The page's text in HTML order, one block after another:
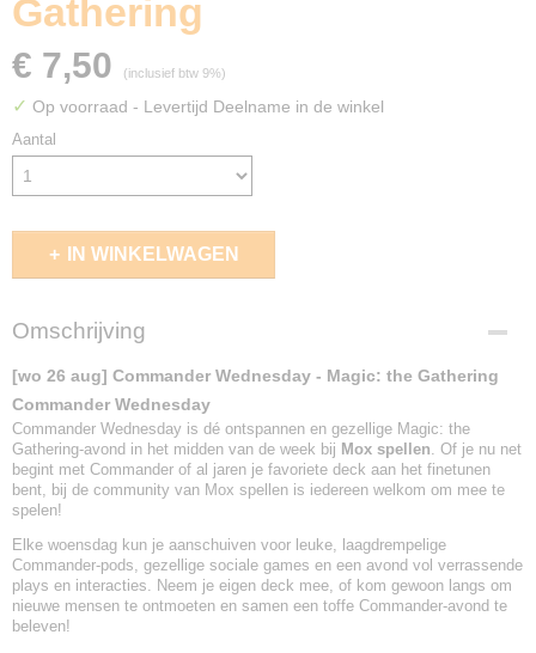
Gathering
€ 7,50 (inclusief btw 9%)
✓ Op voorraad - Levertijd Deelname in de winkel
Aantal
IN WINKELWAGEN
Omschrijving
[wo 26 aug] Commander Wednesday - Magic: the Gathering
Commander Wednesday
Commander Wednesday is dé ontspannen en gezellige Magic: the
Gathering-avond in het midden van de week bij Mox spellen. Of je nu net
begint met Commander of al jaren je favoriete deck aan het finetunen
bent, bij de community van Mox spellen is iedereen welkom om mee te
spelen!
Elke woensdag kun je aanschuiven voor leuke, laagdrempelige
Commander-pods, gezellige sociale games en een avond vol verrassende
plays en interacties. Neem je eigen deck mee, of kom gewoon langs om
nieuwe mensen te ontmoeten en samen een toffe Commander-avond te
beleven!